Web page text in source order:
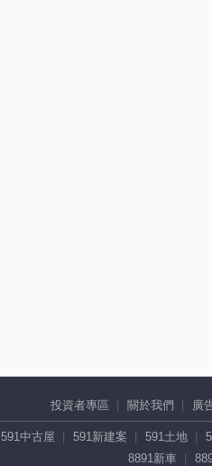
投資者專區 關於我們 廣
591中古屋 591新建案 591土地
8891新車